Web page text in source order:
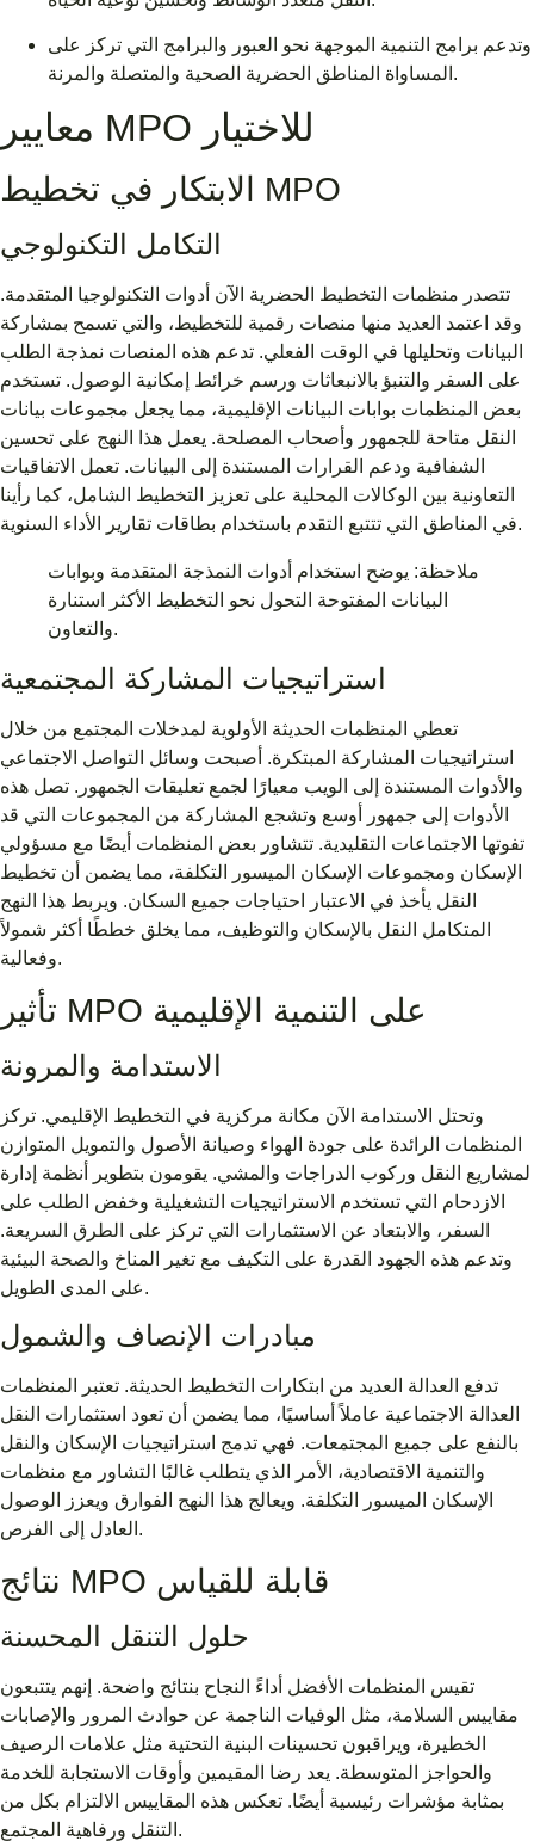
وتدعم برامج التنمية الموجهة نحو العبور والبرامج التي تركز على
المساواة المناطق الحضرية الصحية والمتصلة والمرنة.
الابتكار في تخطيط MPO
التكامل التكنولوجي
تتصدر منظمات التخطيط الحضرية الآن أدوات التكنولوجيا المتقدمة.
وقد اعتمد العديد منها منصات رقمية للتخطيط، والتي تسمح بمشاركة
البيانات وتحليلها في الوقت الفعلي. تدعم هذه المنصات نمذجة الطلب
على السفر والتنبؤ بالانبعاثات ورسم خرائط إمكانية الوصول. تستخدم
بعض المنظمات بوابات البيانات الإقليمية، مما يجعل مجموعات بيانات
النقل متاحة للجمهور وأصحاب المصلحة. يعمل هذا النهج على تحسين
الشفافية ودعم القرارات المستندة إلى البيانات. تعمل الاتفاقيات
التعاونية بين الوكالات المحلية على تعزيز التخطيط الشامل، كما رأينا
في المناطق التي تتتبع التقدم باستخدام بطاقات تقارير الأداء السنوية.
ملاحظة: يوضح استخدام أدوات النمذجة المتقدمة وبوابات
البيانات المفتوحة التحول نحو التخطيط الأكثر استنارة
والتعاون.
استراتيجيات المشاركة المجتمعية
تعطي المنظمات الحديثة الأولوية لمدخلات المجتمع من خلال
استراتيجيات المشاركة المبتكرة. أصبحت وسائل التواصل الاجتماعي
والأدوات المستندة إلى الويب معيارًا لجمع تعليقات الجمهور. تصل هذه
الأدوات إلى جمهور أوسع وتشجع المشاركة من المجموعات التي قد
تفوتها الاجتماعات التقليدية. تتشاور بعض المنظمات أيضًا مع مسؤولي
الإسكان ومجموعات الإسكان الميسور التكلفة، مما يضمن أن تخطيط
النقل يأخذ في الاعتبار احتياجات جميع السكان. ويربط هذا النهج
المتكامل النقل بالإسكان والتوظيف، مما يخلق خططًا أكثر شمولاً
وفعالية.
الاستدامة والمرونة
وتحتل الاستدامة الآن مكانة مركزية في التخطيط الإقليمي. تركز
المنظمات الرائدة على جودة الهواء وصيانة الأصول والتمويل المتوازن
لمشاريع النقل وركوب الدراجات والمشي. يقومون بتطوير أنظمة إدارة
الازدحام التي تستخدم الاستراتيجيات التشغيلية وخفض الطلب على
السفر، والابتعاد عن الاستثمارات التي تركز على الطرق السريعة.
وتدعم هذه الجهود القدرة على التكيف مع تغير المناخ والصحة البيئية
على المدى الطويل.
مبادرات الإنصاف والشمول
تدفع العدالة العديد من ابتكارات التخطيط الحديثة. تعتبر المنظمات
العدالة الاجتماعية عاملاً أساسيًا، مما يضمن أن تعود استثمارات النقل
بالنفع على جميع المجتمعات. فهي تدمج استراتيجيات الإسكان والنقل
والتنمية الاقتصادية، الأمر الذي يتطلب غالبًا التشاور مع منظمات
الإسكان الميسور التكلفة. ويعالج هذا النهج الفوارق ويعزز الوصول
العادل إلى الفرص.
حلول التنقل المحسنة
تقيس المنظمات الأفضل أداءً النجاح بنتائج واضحة. إنهم يتتبعون
مقاييس السلامة، مثل الوفيات الناجمة عن حوادث المرور والإصابات
الخطيرة، ويراقبون تحسينات البنية التحتية مثل علامات الرصيف
والحواجز المتوسطة. يعد رضا المقيمين وأوقات الاستجابة للخدمة
بمثابة مؤشرات رئيسية أيضًا. تعكس هذه المقاييس الالتزام بكل من
التنقل ورفاهية المجتمع.